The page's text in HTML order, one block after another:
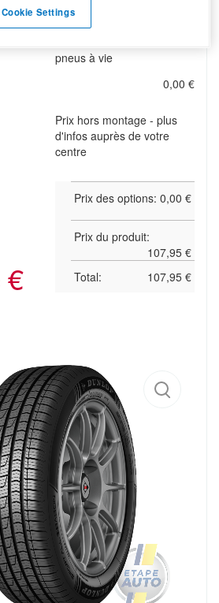
€
Garantie pneus
pneus à vie
0,00 €
Prix hors montage - plus
d'infos auprès de votre
centre
Prix des options: 0,00 €
Prix du produit:
107,95 €
Total:
107,95 €
Cookie Settings